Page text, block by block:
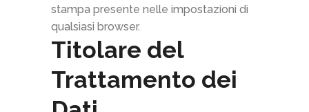
stampa presente nelle impostazioni di
qualsiasi browser.
Titolare del
Trattamento dei
Assistente KooTj
Online